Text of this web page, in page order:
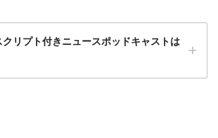
リプト付きニュースポッドキャストは